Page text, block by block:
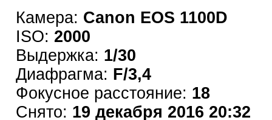
Камера: Canon EOS 1100D
ISO: 2000
Выдержка: 1/30
Диафрагма: F/3,4
Фокусное расстояние: 18
Снято: 19 декабря 2016 20:32